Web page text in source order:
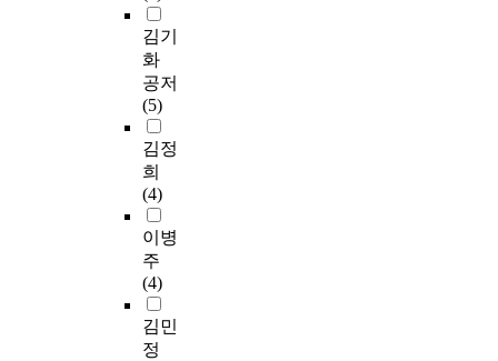
김기
화
공저
(5)
김정
희
(4)
이병
주
(4)
김민
정